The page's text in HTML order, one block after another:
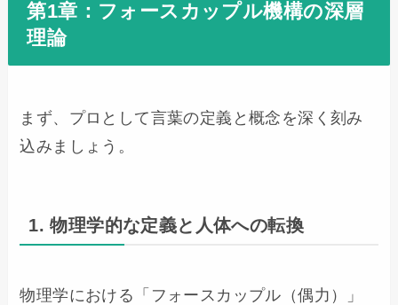
第1章：フォースカップル機構の深層
理論
まず、プロとして言葉の定義と概念を深く刻み
込みましょう。
1. 物理学的な定義と人体への転換
物理学における「フォースカップル（偶力）」